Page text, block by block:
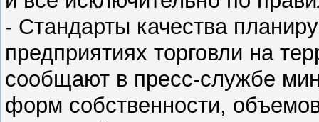
- Стандарты качества
предприятиях торговли на
сообщают в пресс-службе
форм собственности,